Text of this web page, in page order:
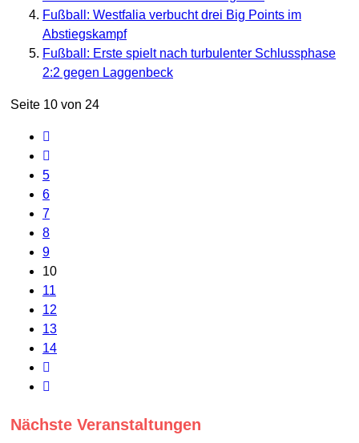
Fußball: Westfalia verbucht drei Big Points im
Abstiegskampf
Fußball: Erste spielt nach turbulenter Schlussphase
2:2 gegen Laggenbeck
Seite 10 von 24
5
6
7
8
9
10
11
12
13
14
Nächste Veranstaltungen